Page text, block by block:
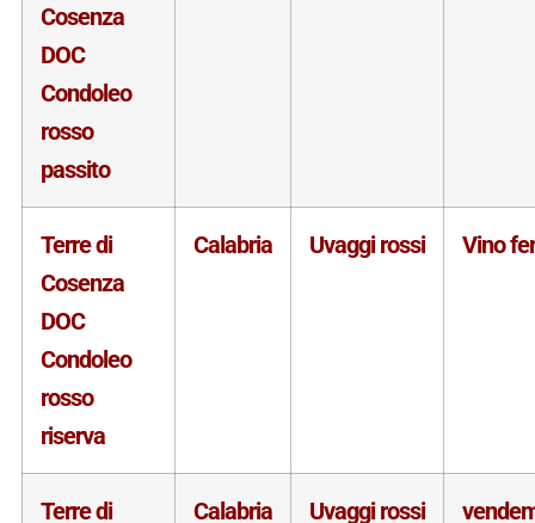
Cosenza
DOC
Condoleo
rosso
passito
Terre di
Cosenza
DOC
Condoleo
rosso
riserva
Calabria Uvaggi rossi Vino
Terre di
Calabria Uvaggi rossi